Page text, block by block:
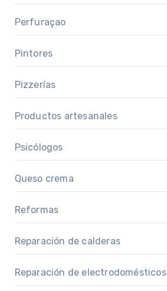
Perfuraçao
Pintores
Pizzerías
Productos artesanales
Psicólogos
Queso crema
Reformas
Reparación de calderas
Reparación de electrodomésticos